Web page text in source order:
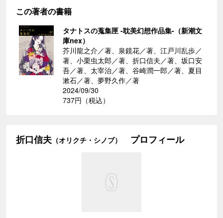
この著者の書籍
タナトスの蒐集匣 -耽美幻想作品集-（新潮文
庫nex）
芥川龍之介／著、泉鏡花／著、江戸川乱歩／
著、小栗虫太郎／著、折口信夫／著、坂口安
吾／著、太宰治／著、谷崎潤一郎／著、夏目
漱石／著、夢野久作／著
2024/09/30
737円（税込）
折口信夫 （オリクチ・シノブ） プロフィール